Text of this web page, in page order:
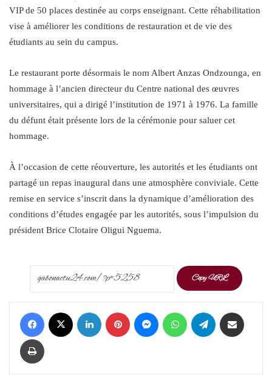
VIP de 50 places destinée au corps enseignant. Cette réhabilitation
vise à améliorer les conditions de restauration et de vie des
étudiants au sein du campus.
Le restaurant porte désormais le nom Albert Anzas Ondzounga, en
hommage à l’ancien directeur du Centre national des œuvres
universitaires, qui a dirigé l’institution de 1971 à 1976. La famille
du défunt était présente lors de la cérémonie pour saluer cet
hommage.
À l’occasion de cette réouverture, les autorités et les étudiants ont
partagé un repas inaugural dans une atmosphère conviviale. Cette
remise en service s’inscrit dans la dynamique d’amélioration des
conditions d’études engagée par les autorités, sous l’impulsion du
président Brice Clotaire Oligui Nguema.
Copy URL
Facebook LinkedIn Pinterest Messenger WhatsApp Telegram
Print